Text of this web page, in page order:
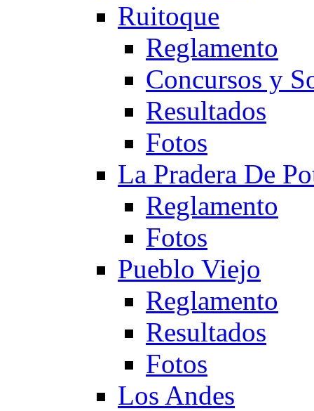
Ruitoque
Reglamento
Concursos y
Resultados
Fotos
La Pradera De
Reglamento
Fotos
Pueblo Viejo
Reglamento
Resultados
Fotos
Los Andes